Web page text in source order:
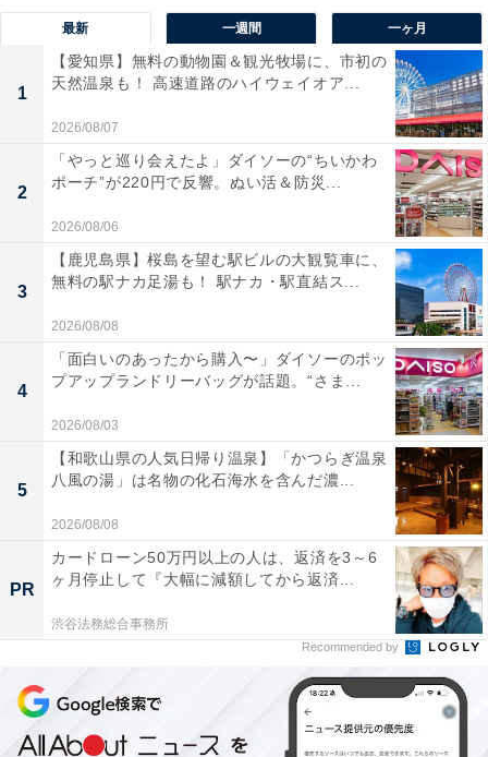
最新 一週間 一ヶ月
1
【愛知県】無料の動物園＆観光牧場に、市初の
天然温泉も！ 高速道路のハイウェイオア...
2026/08/07
2
「やっと巡り会えたよ」ダイソーの“ちいかわ
ポーチ”が220円で反響。ぬい活＆防災...
2026/08/06
3
【鹿児島県】桜島を望む駅ビルの大観覧車に、
無料の駅ナカ足湯も！ 駅ナカ・駅直結ス...
2026/08/08
4
「面白いのあったから購入〜」ダイソーのポッ
プアップランドリーバッグが話題。“さま...
2026/08/03
5
【和歌山県の人気日帰り温泉】「かつらぎ温泉
八風の湯」は名物の化石海水を含んだ濃...
2026/08/08
PR
カードローン50万円以上の人は、返済を3～6
ヶ月停止して『大幅に減額してから返済...
渋谷法務総合事務所
Recommended by